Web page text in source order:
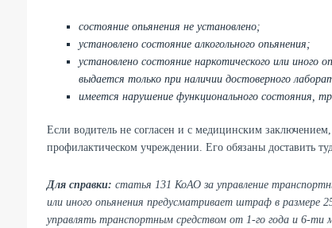
состояние опьянения не установлено;
установлено состояние алкогольного опьянения;
установлено состояние наркотического или
выдается только при наличии достоверного
имеется нарушение функционального состояния,
Если водитель не согласен и с медицинским
профилактическом учреждении. Его обязаны доставить
Для справки: статья 131 КоАО за управление
или иного опьянения предусматривает штраф в
управлять транспортным средством от 1-го года и 6-ти